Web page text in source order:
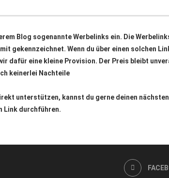
Blog sogenannte Werbelinks ein. Die
gekennzeichnet. Wenn du über einen solchen
dafür eine kleine Provision. Der Preis bleibt
keinerlei Nachteile
unterstützen, kannst du gerne deinen
Link durchführen.